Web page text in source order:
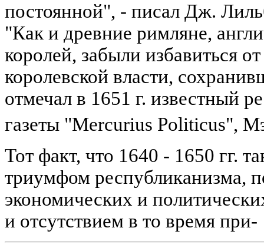
постоянной", - писал Дж.
"Как и древние римляне,
королей, забыли избавиться
королевской власти,
отмечал в 1651 г. известный
газеты "Mercurius Politicus",
Тот факт, что 1640 - 1650 гг.
триумфом республиканизма,
экономических и
и отсутствием в то время при-